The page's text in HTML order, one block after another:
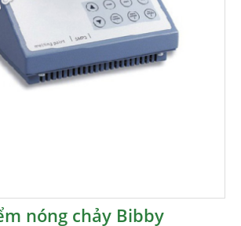
nóng chảy Bibby